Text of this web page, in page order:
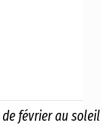
février au soleil